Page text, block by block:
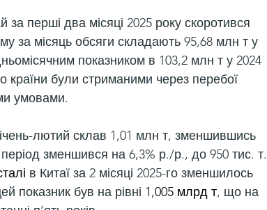
за перші два місяці 2025 року скоротився
за місяць обсяги складають 95,68 млн т у
показником в 103,2 млн т у 2024
країни були стриманими через перебої
умовами.
лютий склав 1,01 млн т, зменшившись
зменшився на 6,3% р./р., до 950 тис. т.
в Китаї за 2 місяці 2025-го зменшилось
показник був на рівні 1,005 млрд т, що на